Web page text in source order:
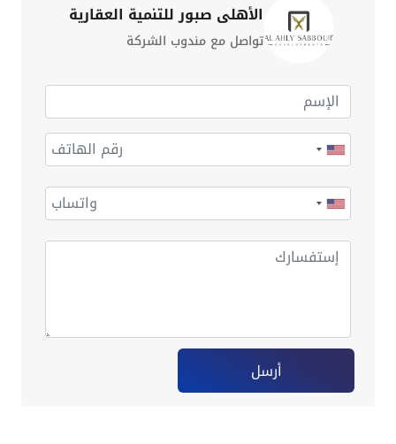
الأهلي صبور للتنمية العقارية
تواصل مع مندوب الشركة
أرسل